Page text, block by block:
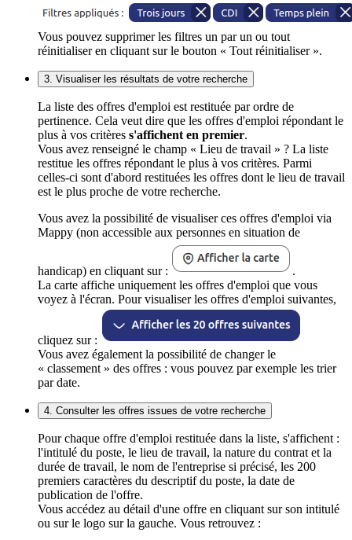
Vous pouvez supprimer les filtres un par un ou tout
réinitialiser en cliquant sur le bouton « Tout réinitialiser ».
3. Visualiser les résultats de votre recherche
La liste des offres d'emploi est restituée par ordre de
pertinence. Cela veut dire que les offres d'emploi répondant le
plus à vos critères s'affichent en premier.
Vous avez renseigné le champ « Lieu de travail » ? La liste
restitue les offres répondant le plus à vos critères. Parmi
celles-ci sont d'abord restituées les offres dont le lieu de travail
est le plus proche de votre recherche.
Vous avez la possibilité de visualiser ces offres d'emploi via
Mappy (non accessible aux personnes en situation de
handicap) en cliquant sur :
.
La carte affiche uniquement les offres d'emploi que vous
voyez à l'écran. Pour visualiser les offres d'emploi suivantes,
cliquez sur :
Vous avez également la possibilité de changer le
« classement » des offres : vous pouvez par exemple les trier
par date.
4. Consulter les offres issues de votre recherche
Pour chaque offre d'emploi restituée dans la liste, s'affichent :
l'intitulé du poste, le lieu de travail, la nature du contrat et la
durée de travail, le nom de l'entreprise si précisé, les 200
premiers caractères du descriptif du poste, la date de
publication de l'offre.
Vous accédez au détail d'une offre en cliquant sur son intitulé
ou sur le logo sur la gauche. Vous retrouvez :